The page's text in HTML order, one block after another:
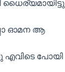
ധൈര്യമായിട്ടു
ഓമന ആ
എവിടെ പോയി